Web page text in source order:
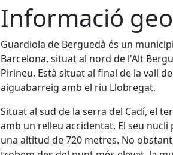
Informació
Guardiola de Berguedà és un
Barcelona, situat al nord de l'Alt
Pirineu. Està situat al final de la vall
aiguabarreig amb el riu Llobregat.
Situat al sud de la serra del Cadí, el
amb un relleu accidentat. El seu
una altitud de 720 metres. No